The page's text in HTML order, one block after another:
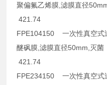
聚偏氟乙烯膜,滤膜直
421.74
FPE104150 一次性真空
醚砜膜,滤膜直径
421.74
FPE234150 一次性真空